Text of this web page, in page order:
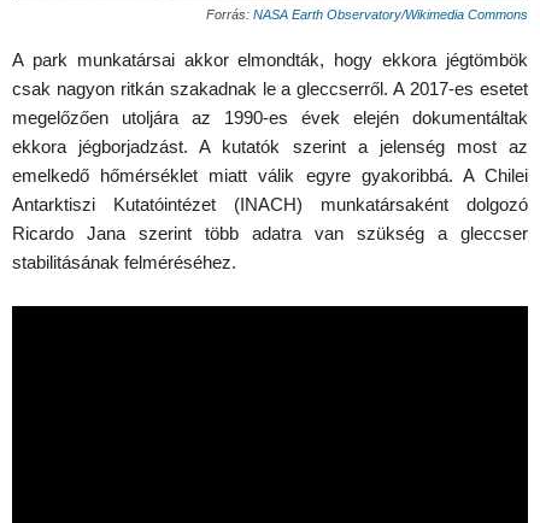
Forrás: NASA Earth Observatory/Wikimedia Commons
A park munkatársai akkor elmondták, hogy ekkora jégtömbök
csak nagyon ritkán szakadnak le a gleccserről. A 2017-es esetet
megelőzően utoljára az 1990-es évek elején dokumentáltak
ekkora jégborjadzást. A kutatók szerint a jelenség most az
emelkedő hőmérséklet miatt válik egyre gyakoribbá. A Chilei
Antarktiszi Kutatóintézet (INACH) munkatársaként dolgozó
Ricardo Jana szerint több adatra van szükség a gleccser
stabilitásának felméréséhez.